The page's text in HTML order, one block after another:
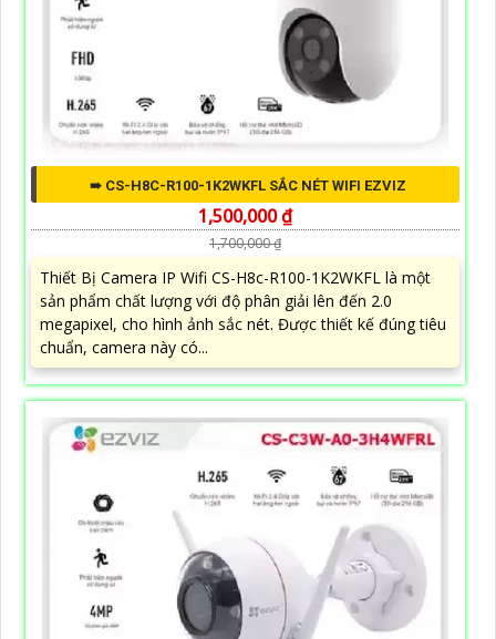
➠ CS-H8C-R100-1K2WKFL SẮC NÉT WIFI EZVIZ
1,500,000 ₫
1,700,000 ₫
Thiết Bị Camera IP Wifi CS-H8c-R100-1K2WKFL là một
sản phẩm chất lượng với độ phân giải lên đến 2.0
megapixel, cho hình ảnh sắc nét. Được thiết kế đúng tiêu
chuẩn, camera này có...